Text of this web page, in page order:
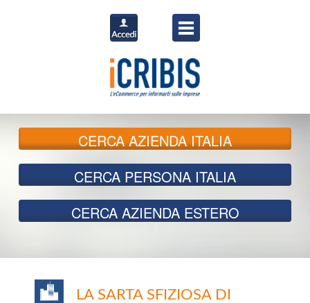
CERCAAZIENDA ITALIA
CERCA PERSONA ITALIA
CERCA AZIENDA ESTERO
LA SARTA SFIZIOSA DI